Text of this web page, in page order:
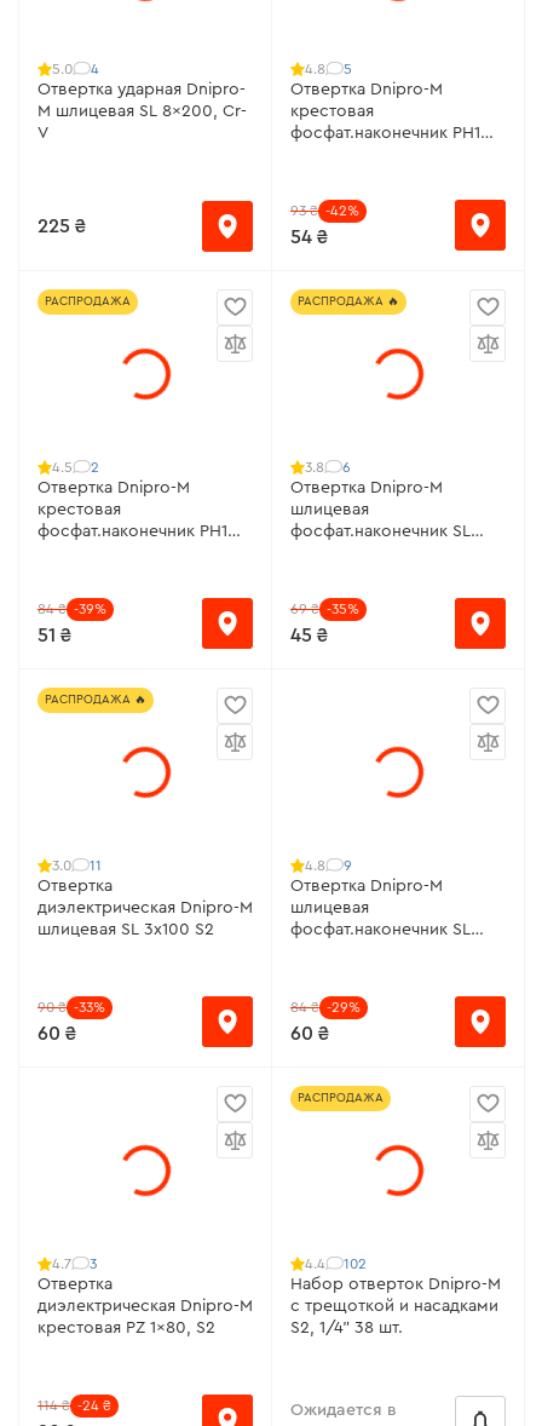
5.0 4
Отвертка ударная Dnipro-
M шлицевая SL 8x200, Cr-
V
225 ₴
4.8 5
Отвертка Dnipro-M
крестовая
фосфат.наконечник РН1
93 ₴ -42%
54 ₴
РАСПРОДАЖА
4.5 2
Отвертка Dnipro-M
крестовая
фосфат.наконечник РН1
84 ₴ -39%
51 ₴
РАСПРОДАЖА 🔥
3.8 6
Отвертка Dnipro-M
шлицевая
фосфат.наконечник SL
69 ₴ -35%
45 ₴
РАСПРОДАЖА 🔥
3.0 11
Отвертка
диэлектрическая Dnipro-M
шлицевая SL 3х100 S2
90 ₴ -33%
60 ₴
4.8 9
Отвертка Dnipro-M
шлицевая
фосфат.наконечник SL
84 ₴ -29%
60 ₴
4.7 3
Отвертка
диэлектрическая Dnipro-M
крестовая PZ 1x80, S2
114 ₴ -24 ₴
РАСПРОДАЖА
4.4 102
Набор отверток Dnipro-M
с трещоткой и насадками
S2, 1/4" 38 шт.
Ожидается в